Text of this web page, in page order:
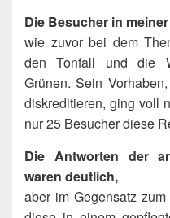
Die Besucher in
wie zuvor bei dem
den Tonfall und die
Grünen. Sein
diskreditieren, ging voll
nur 25 Besucher diese
Die Antworten der
waren deutlich,
aber im Gegensatz